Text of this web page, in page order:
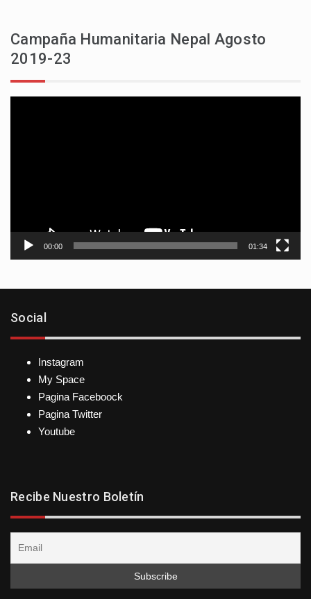
Campaña Humanitaria Nepal Agosto
2019-23
00:00 01:34
Social
Instagram
My Space
Pagina Faceboock
Pagina Twitter
Youtube
Recibe Nuestro Boletín